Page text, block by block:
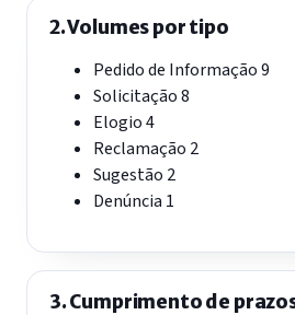
2. Volumes por tipo
Pedido de Informação9
Solicitação8
Elogio4
Reclamação 2
Sugestão 2
Denúncia 1
3. Cumprimento de